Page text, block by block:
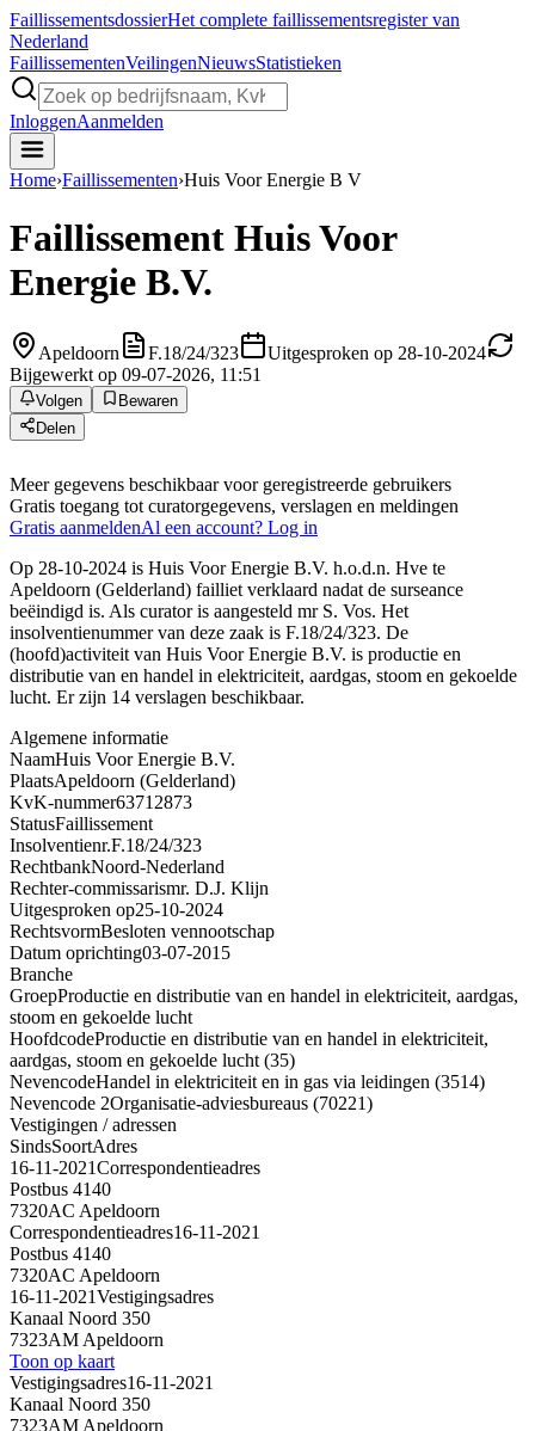
FaillissementsdossierHet complete faillissementsregister van
Nederland
FaillissementenVeilingenNieuwsStatistieken
InloggenAanmelden
Home›Faillissementen›Huis Voor Energie B V
Faillissement Huis Voor
Energie B.V.
Apeldoorn F.18/24/323
Uitgesproken op 28-10-2024
Bijgewerkt op 09-07-2026, 11:51
Volgen
Bewaren
Delen
Meer gegevens beschikbaar voor geregistreerde gebruikers
Gratis toegang tot curatorgegevens, verslagen en meldingen
Gratis aanmeldenAl een account? Log in
Op 28-10-2024 is Huis Voor Energie B.V. h.o.d.n. Hve te
Apeldoorn (Gelderland) failliet verklaard nadat de surseance
beëindigd is. Als curator is aangesteld mr S. Vos. Het
insolventienummer van deze zaak is F.18/24/323. De
(hoofd)activiteit van Huis Voor Energie B.V. is productie en
distributie van en handel in elektriciteit, aardgas, stoom en gekoelde
lucht. Er zijn 14 verslagen beschikbaar.
Algemene informatie
NaamHuis Voor Energie B.V.
PlaatsApeldoorn (Gelderland)
KvK-nummer63712873
StatusFaillissement
Insolventienr.F.18/24/323
RechtbankNoord-Nederland
Rechter-commissarismr. D.J. Klijn
Uitgesproken op25-10-2024
RechtsvormBesloten vennootschap
Datum oprichting03-07-2015
Branche
GroepProductie en distributie van en handel in elektriciteit, aardgas,
stoom en gekoelde lucht
HoofdcodeProductie en distributie van en handel in elektriciteit,
aardgas, stoom en gekoelde lucht (35)
NevencodeHandel in elektriciteit en in gas via leidingen (3514)
Nevencode 2Organisatie-adviesbureaus (70221)
Vestigingen / adressen
SindsSoortAdres
16-11-2021Correspondentieadres
Postbus 4140
7320AC Apeldoorn
Correspondentieadres16-11-2021
Postbus 4140
7320AC Apeldoorn
16-11-2021Vestigingsadres
Kanaal Noord 350
7323AM Apeldoorn
Toon op kaart
Vestigingsadres16-11-2021
Kanaal Noord 350
7323AM Apeldoorn